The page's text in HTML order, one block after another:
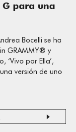
para una
Bocelli se ha
GRAMMY® y
‘Vivo por Ella’,
versión de uno